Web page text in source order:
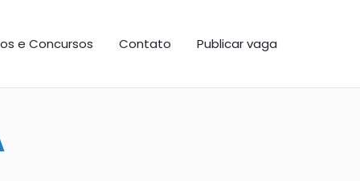
e Concursos Contato Publicar vaga